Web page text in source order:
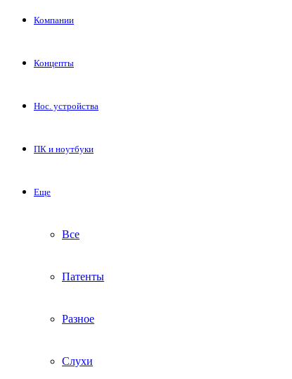
Компании
Концепты
Нос. устройства
ПК и ноутбуки
Еще
Все
Патенты
Разное
Слухи